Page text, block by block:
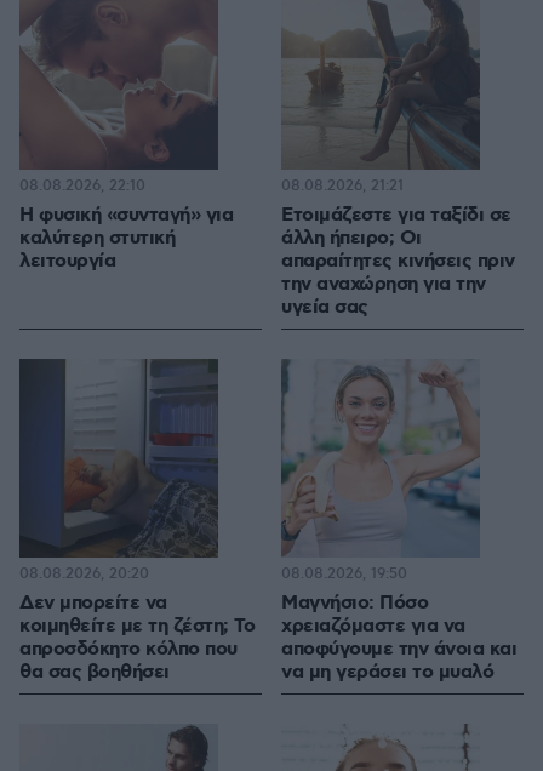
Η φυσική «συνταγή» για
καλύτερη στυτική
λειτουργία
08.08.2026, 22:10
Ετοιμάζεστε για ταξίδι σε
άλλη ήπειρο; Οι
απαραίτητες κινήσεις πριν
την αναχώρηση για την
υγεία σας
08.08.2026, 21:21
Δεν μπορείτε να
κοιμηθείτε με τη ζέστη; Το
απροσδόκητο κόλπο που
θα σας βοηθήσει
08.08.2026, 20:20
Μαγνήσιο: Πόσο
χρειαζόμαστε για να
αποφύγουμε την άνοια και
να μη γεράσει το μυαλό
08.08.2026, 19:50